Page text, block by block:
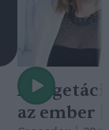
A
az ember